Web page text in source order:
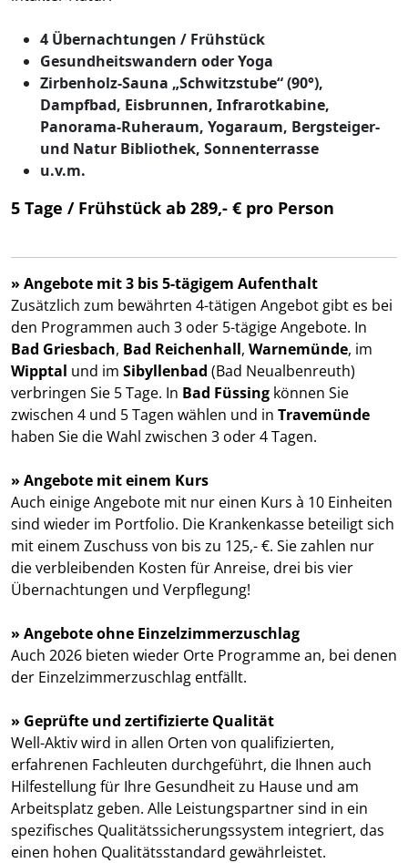
4 Übernachtungen / Frühstück
Gesundheitswandern oder Yoga
Zirbenholz-Sauna „Schwitzstube“ (90°),
Dampfbad, Eisbrunnen, Infrarotkabine,
Panorama-Ruheraum, Yogaraum, Bergsteiger-
und Natur Bibliothek, Sonnenterrasse
u.v.m.
5 Tage / Frühstück ab 289,- € pro Person
» Angebote mit 3 bis 5-tägigem Aufenthalt
Zusätzlich zum bewährten 4-tätigen Angebot gibt es bei
den Programmen auch 3 oder 5-tägige Angebote. In
Bad Griesbach, Bad Reichenhall, Warnemünde, im
Wipptal und im Sibyllenbad (Bad Neualbenreuth)
verbringen Sie 5 Tage. In Bad Füssing können Sie
zwischen 4 und 5 Tagen wählen und in Travemünde
haben Sie die Wahl zwischen 3 oder 4 Tagen.
» Angebote mit einem Kurs
Auch einige Angebote mit nur einen Kurs à 10 Einheiten
sind wieder im Portfolio. Die Krankenkasse beteiligt sich
mit einem Zuschuss von bis zu 125,- €. Sie zahlen nur
die verbleibenden Kosten für Anreise, drei bis vier
Übernachtungen und Verpflegung!
» Angebote ohne Einzelzimmerzuschlag
Auch 2026 bieten wieder Orte Programme an, bei denen
der Einzelzimmerzuschlag entfällt.
» Geprüfte und zertifizierte Qualität
Well-Aktiv wird in allen Orten von qualifizierten,
erfahrenen Fachleuten durchgeführt, die Ihnen auch
Hilfestellung für Ihre Gesundheit zu Hause und am
Arbeitsplatz geben. Alle Leistungspartner sind in ein
spezifisches Qualitätssicherungssystem integriert, das
einen hohen Qualitätsstandard gewährleistet.